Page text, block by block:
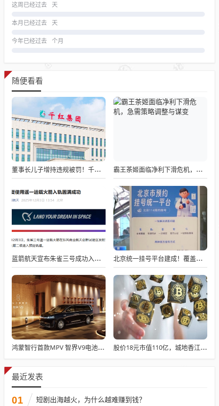
这周已经过去 天
本月已经过去 天
今年已经过去 个月
随便看看
董事长儿子增持违规被罚！千红制药市值128亿，半年净赚2.58亿却踩雷信托5年 霸王茶姬面临净利下滑危机，急需策略调整与谋变
蓝箭航天宣布朱雀三号成功入轨，技术突破五大项，深入排查回收失败原因 北京统一挂号平台建成！覆盖近300家二三甲医院号源
鸿蒙智行首款MPV 智界V9电池信息曝光：WLTC最远续航223km 股价18元市值110亿，城地香江却被查出连续7季财报失真
最近发表
01 短剧出海越火，为什么越难赚到钱？